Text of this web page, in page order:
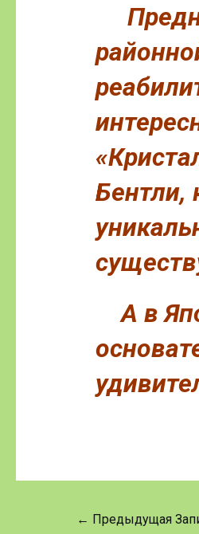
Бентли,
А в
← Предыдущая